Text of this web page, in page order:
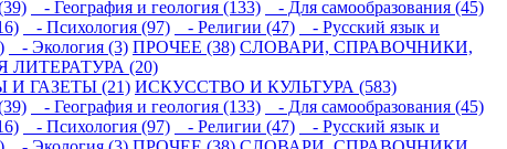
- География и геология (133)
- Для самообразования (45)
- Психология (97) - Религии (47)
- Русский язык и
- Экология (3) ПРОЧЕЕ (38) СЛОВАРИ, СПРАВОЧНИКИ,
(20)
ГАЗЕТЫ (21) ИСКУССТВО И КУЛЬТУРА (583)
- География и геология (133)
- Для самообразования (45)
- Психология (97) - Религии (47)
- Русский язык и